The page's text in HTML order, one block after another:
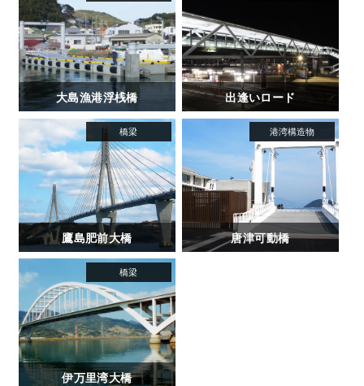
大島漁港浮桟橋 出逢いロード
鷹島肥前大橋 唐津可動橋
伊万里湾大橋